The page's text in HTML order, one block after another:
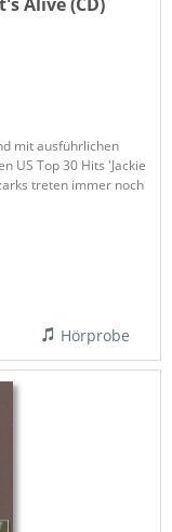
mit ausführlichen
US Top 30 Hits 'Jackie
treten immer noch
Hörprobe